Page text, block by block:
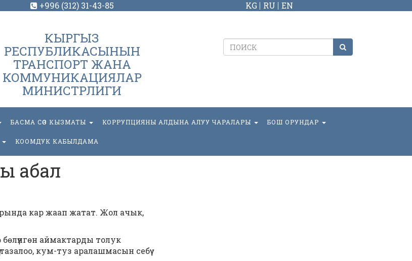
+996 (312) 31-43-85 KG RU EN
КЫРГЫЗ
РЕСПУБЛИКАСЫНЫН
ТРАНСПОРТ ЖАНА
КОММУНИКАЦИЯЛАР
МИНИСТРЛИГИ
БАСМА СӨЗ КЫЗМАТЫ КОРРУПЦИЯНЫ АЛДЫНА АЛУУ ЧАРАЛАРЫ БОШ ОРУНДАР
КООМДУК КАБЫЛДАМА
абал
кар жаап жатат. Жол ачык,
аймактарды толук
кум-туз аралашмасын себүү